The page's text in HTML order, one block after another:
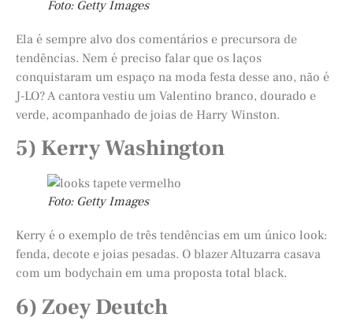
Foto: Getty Images
Ela é sempre alvo dos comentários e precursora de
tendências. Nem é preciso falar que os laços
conquistaram um espaço na moda festa desse ano, não é
J-LO? A cantora vestiu um Valentino branco, dourado e
verde, acompanhado de joias de Harry Winston.
5) Kerry Washington
Foto: Getty Images
Kerry é o exemplo de três tendências em um único look:
fenda, decote e joias pesadas. O blazer Altuzarra casava
com um bodychain em uma proposta total black.
6) Zoey Deutch